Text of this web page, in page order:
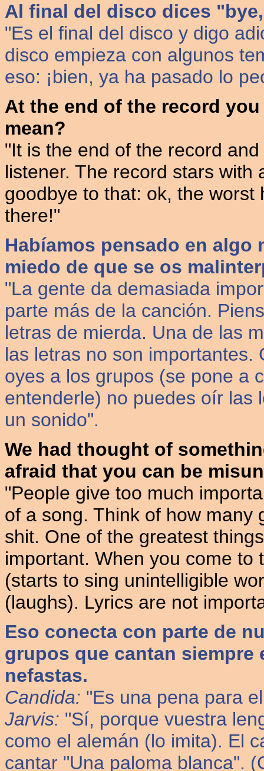
Al final del disco dices
"Es el final del disco y digo
disco empieza con algunos
eso: ¡bien, ya ha pasado lo
At the end of the record
mean?
"It is the end of the record
listener. The record stars
goodbye to that: ok, the
there!"
Habíamos pensado en algo
miedo de que se os
"La gente da demasiada
parte más de la canción.
letras de mierda. Una de las
las letras no son importantes.
oyes a los grupos (se pone a
entenderle) no puedes oír las
un sonido".
We had thought of
afraid that you can be
"People give too much
of a song. Think of how many
shit. One of the greatest
important. When you come to
(starts to sing unintelligible
(laughs). Lyrics are not
Eso conecta con parte de
grupos que cantan siempre
nefastas.
Candida: "Es una pena para
Jarvis: "Sí, porque vuestra
como el alemán (lo imita). El
cantar "Una paloma blanca".